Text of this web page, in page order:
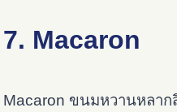
7. Macaron
Macaron ขนมหวานหลาก